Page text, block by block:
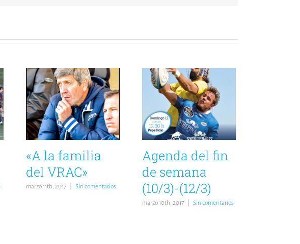
«A la familia
del VRAC»
marzo 11th, 2017 Sin comentarios
Agenda del fin
de semana
(10/3)-(12/3)
marzo 10th, 2017 Sin comentarios